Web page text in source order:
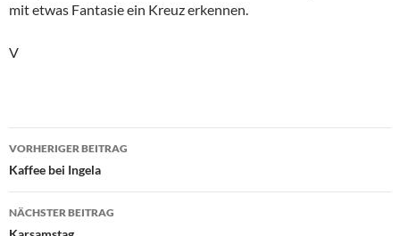
mit etwas Fantasie ein Kreuz erkennen.
V
Beitragsnavigation
VORHERIGER BEITRAG
Kaffee bei Ingela
NÄCHSTER BEITRAG